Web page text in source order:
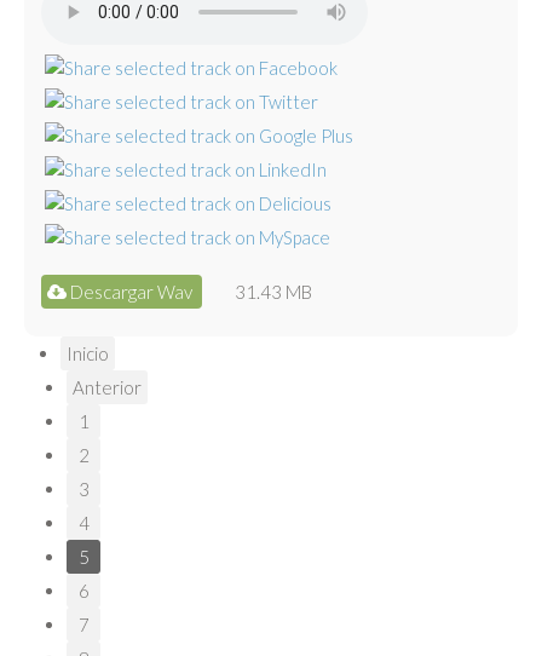
Descargar Wav 31.43 MB
Inicio
Anterior
1
2
3
4
5
6
7